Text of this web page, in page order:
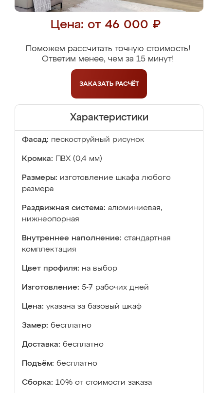
Цена: от 46 000 ₽
Поможем рассчитать точную стоимость!
Ответим менее, чем за 15 минут!
ЗАКАЗАТЬ РАСЧЁТ
Характеристики
Фасад: пескоструйный рисунок
Кромка: ПВХ (0,4 мм)
Размеры: изготовление шкафа любого
размера
Раздвижная система: алюминиевая,
нижнеопорная
Внутреннее наполнение: стандартная
комплектация
Цвет профиля: на выбор
Изготовление: 5-7 рабочих дней
Цена: указана за базовый шкаф
Замер: бесплатно
Доставка: бесплатно
Подъём: бесплатно
Сборка: 10% от стоимости заказа